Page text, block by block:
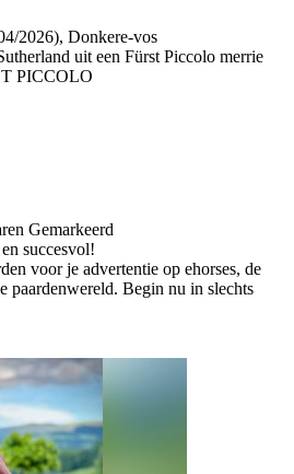
2026), Donkere-vos
uit een Fürst Piccolo merrie
PICCOLO
Gemarkeerd
succesvol!
voor je advertentie op ehorses, de
paardenwereld. Begin nu in slechts